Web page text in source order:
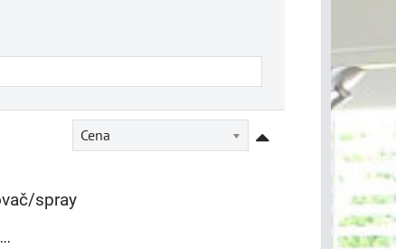
Cena
spray